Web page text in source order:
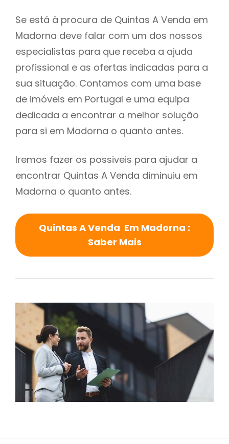
Se está à procura de Quintas A Venda em
Madorna deve falar com um dos nossos
especialistas para que receba a ajuda
profissional e as ofertas indicadas para a
sua situação. Contamos com uma base
de imóveis em Portugal e uma equipa
dedicada a encontrar a melhor solução
para si em Madorna o quanto antes.
Iremos fazer os possiveis para ajudar a
encontrar Quintas A Venda diminuiu em
Madorna o quanto antes.
Quintas A Venda Em Madorna :
Saber Mais